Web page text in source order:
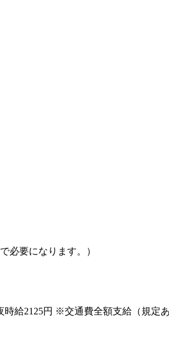
必要になります。）
時給2125円 ※交通費全額支給（規定あ